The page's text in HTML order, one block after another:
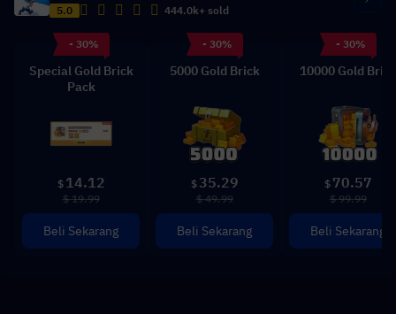
5.0 444.0k+ sold
- 30%
Special Gold Brick
Pack
$ 14.12
$ 19.99
Beli Sekarang
- 30%
5000 Gold Brick
$ 35.29
$ 49.99
Beli Sekarang
- 30%
10000 Gold Brick
$ 70.57
$ 99.99
Beli Sekarang